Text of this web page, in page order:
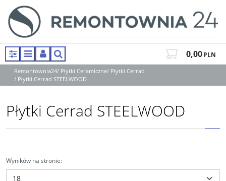
PanelMenuPanelSzukaj 0,00PLN
Remontownia24/ Płytki Ceramiczne/ Płytki Cerrad
/ Płytki Cerrad STEELWOOD
Płytki Cerrad STEELWOOD
Wyników na stronie: